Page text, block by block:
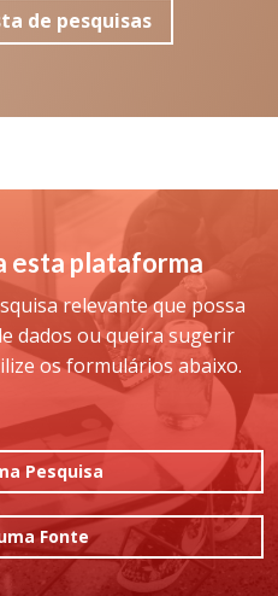
de pesquisas
esta plataforma
relevante que possa
dados ou queira sugerir
os formulários abaixo.
Pesquisa
Fonte